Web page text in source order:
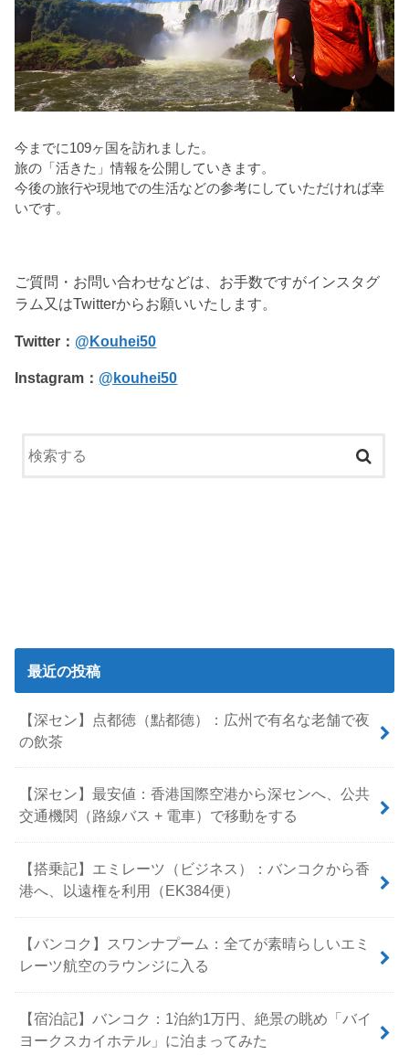
今までに109ヶ国を訪れました。
旅の「活きた」情報を公開していきます。
今後の旅行や現地での生活などの参考にしていただければ幸
いです。
ご質問・お問い合わせなどは、お手数ですがインスタグ
ラム又はTwitterからお願いいたします。
Twitter： @Kouhei50
Instagram： @kouhei50
最近の投稿
【深セン】点都徳（點都德）：広州で有名な老舗で夜
の飲茶
【深セン】最安値：香港国際空港から深センへ、公共
交通機関（路線バス + 電車）で移動をする
【搭乗記】エミレーツ（ビジネス）：バンコクから香
港へ、以遠権を利用（EK384便）
【バンコク】スワンナプーム：全てが素晴らしいエミ
レーツ航空のラウンジに入る
【宿泊記】バンコク：1泊約1万円、絶景の眺め「バイ
ヨークスカイホテル」に泊まってみた